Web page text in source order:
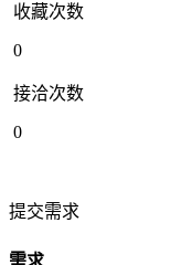
收藏次数
0
接洽次数
0
提交需求
需求